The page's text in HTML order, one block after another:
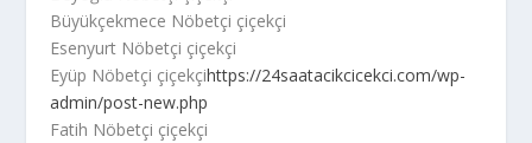
Büyükçekmece Nöbetçi çiçekçi
Esenyurt Nöbetçi çiçekçi
Eyüp Nöbetçi çiçekçihttps://24saatacikcicekci.com/wp-
admin/post-new.php
Fatih Nöbetçi çiçekçi